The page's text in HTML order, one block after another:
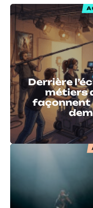
Derrière
métiers
façonnent